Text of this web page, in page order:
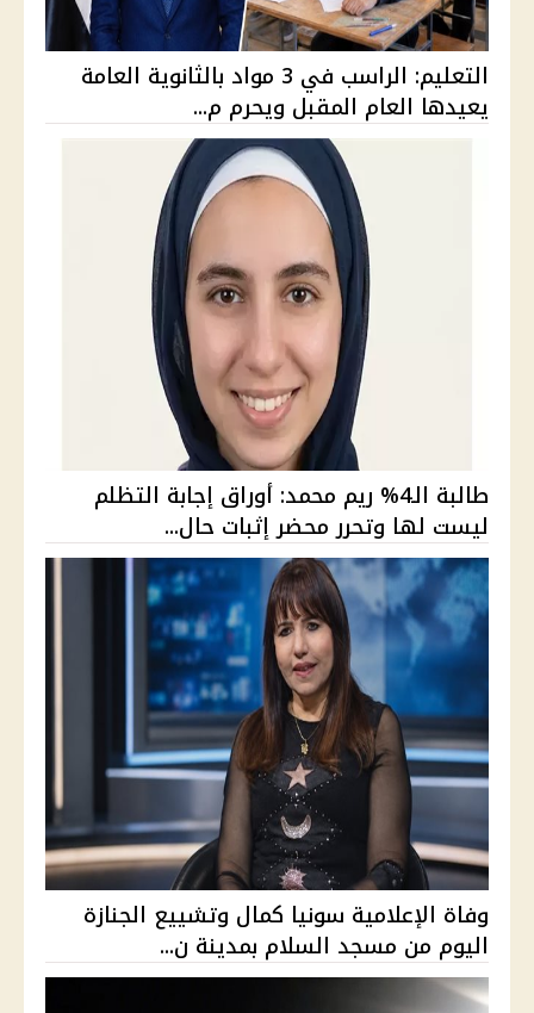
التعليم: الراسب في 3 مواد بالثانوية العامة
يعيدها العام المقبل ويحرم م...
طالبة الـ4% ريم محمد: أوراق إجابة التظلم
ليست لها وتحرر محضر إثبات حال...
وفاة الإعلامية سونيا كمال وتشييع الجنازة
اليوم من مسجد السلام بمدينة ن...